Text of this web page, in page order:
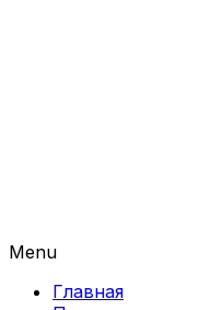
Menu
Главная